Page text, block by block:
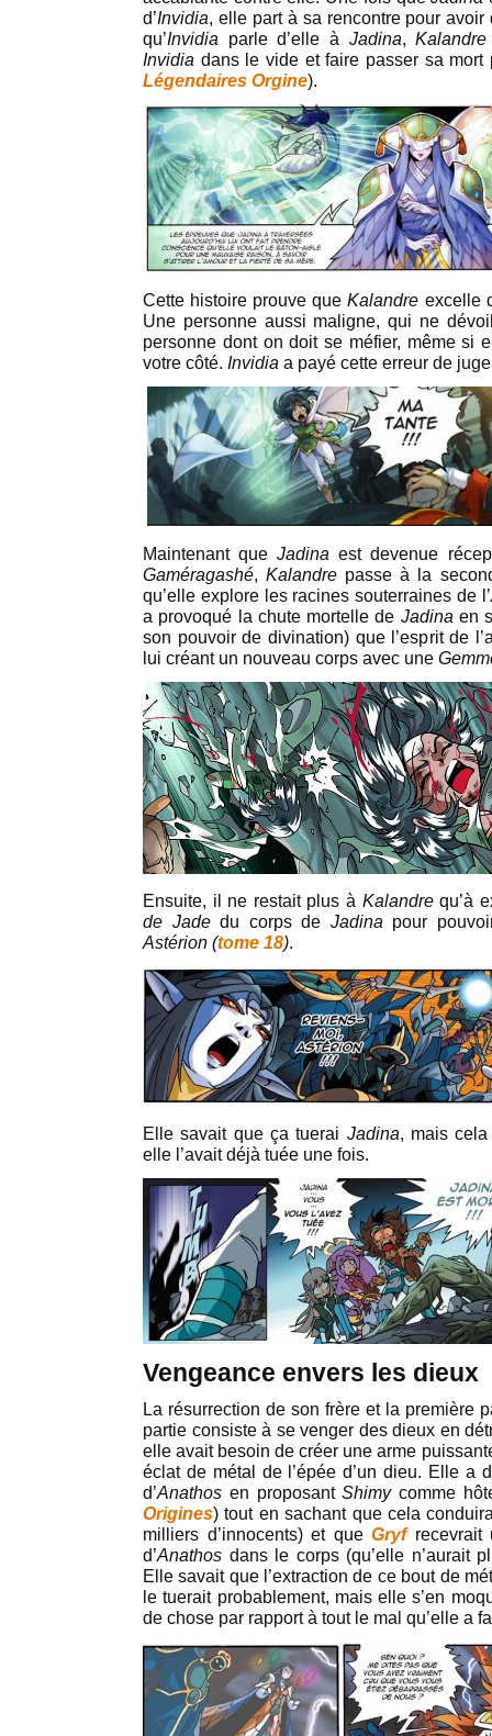
d’Invidia, elle part à sa rencontre pour avoir
qu’Invidia parle d’elle à Jadina,Kalandre
Invidia dans le vide et faire passer sa mort
Légendaires Orgine).
Cette histoire prouve queKalandre excelle
Une personne aussi maligne, qui ne
personne dont on doit se méfier, même si
votre côté. Invidia a payé cette erreur de
Maintenant queJadina est devenue
Gaméragashé,Kalandre passe à la
qu’elle explore les racines souterraines de l’
a provoqué la chute mortelle de Jadina en
son pouvoir de divination) que l’esprit de
lui créant un nouveau corps avec une
Ensuite, il ne restait plus à Kalandrequ’à
de Jadedu corps de Jadina pour
Astérion (tome 18).
Elle savait que ça tuerai Jadina, mais
elle l’avait déjà tuée une fois.
Vengeance envers les dieux
La résurrection de son frère et la première
partie consiste à se venger des dieux en
elle avait besoin de créer une arme
éclat de métal de l’épée d’un dieu. Elle a
d’Anathos en proposantShimycomme
Origines) tout en sachant que cela
milliers d’innocents) et queGryfrecevrait
d’Anathos dans le corps (qu’elle n’aurait
Elle savait que l’extraction de ce bout de
le tuerait probablement, mais elle s’en
de chose par rapport à tout le mal qu’elle a